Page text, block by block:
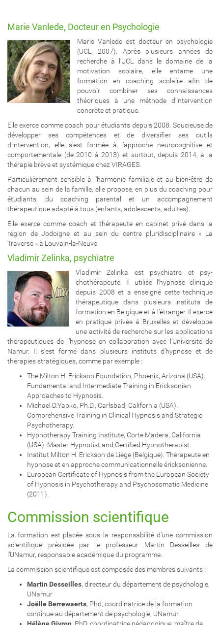
Marie Vanlede, Docteur en Psychologie
Marie Vanlede est docteur en psychologie
(UCL, 2007). Après plusieurs années de
recherche à l’UCL dans le domaine de la
motivation scolaire, elle entame une
formation en coaching scolaire afin de
pouvoir combiner ses connaissances
théoriques à une méthode d’intervention
concrète et pratique.
Elle exerce comme coach pour étudiants depuis 2008. Soucieuse de
développer ses compétences et de diversifier ses outils
d’intervention, elle s’est formée à l’approche neurocognitive et
comportementale (de 2010 à 2013) et surtout, depuis 2014, à la
thérapie brève et systémique chez VIRAGES.
Particulièrement sensible à l'harmonie familiale et au bien-être de
chacun au sein de la famille, elle propose, en plus du coaching pour
étudiants, du coaching parental et un accompagnement
thérapeutique adapté à tous (enfants, adolescents, adultes).
Elle exerce comme coach et thérapeute en cabinet privé dans la
région de Jodoigne et au sein du centre pluridisciplinaire « La
Traverse » à Louvain-la-Neuve.
Vladimir Zelinka, psychiatre
Vladimir Zelinka est psychiatre et psy-
chothérapeute. Il utilise l’hypnose clinique
depuis 2008 et a enseigné cette technique
thérapeutique dans plusieurs instituts de
formation en Belgique et à l’étranger. Il exerce
en pratique privée à Bruxelles et développe
une activité de recherche sur les applications
thérapeutiques de l’hypnose en collaboration avec l’Université de
Namur. Il s’est formé dans plusieurs instituts d’hypnose et de
thérapies stratégiques, comme par exemple :
The Milton H. Erickson Foundation, Phoenix, Arizona (USA).
Fundamental and Intermediate Training in Ericksonian
Approaches to Hypnosis.
Michael D.Yapko, Ph.D., Carlsbad, California (USA).
Comprehensive Training in Clinical Hypnosis and Strategic
Psychotherapy.
Hypnotherapy Training Institute, Corte Madera, California
(USA). Master Hypnotist and Certified Hypnotherapist.
Institut Milton H. Erickson de Liège (Belgique). Thérapeute en
hypnose et en approche communicationnelle éricksonienne.
European Certificate of Hypnosis from the European Society
of Hypnosis in Psychotherapy and Psychosomatic Medicine
(2011).
Commission scientifique
La formation est placée sous la responsabilité d’une commission
scientifique présidée par le professeur Martin Desseilles de
l’UNamur, responsable académique du programme.
La commission scientifique est composée des membres suivants :
Martin Desseilles, directeur du département de psychologie,
UNamur
Joëlle Berrewaerts, Phd, coordinatrice de la formation
continue au département de psychologie, UNamur